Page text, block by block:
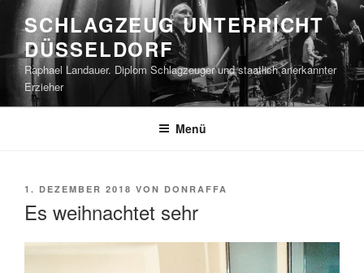
Zum
Inhalt
springen
SCHLAGZEUG UNTERRICHT
DÜSSELDORF
Raphael Landauer. Diplom Schlagzeuger und staatlich anerkannter
Erzieher
Menü
VERÖFFENTLICHT
1. DEZEMBER 2018 VON DONRAFFA
Es weihnachtet sehr